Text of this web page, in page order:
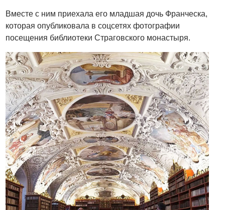
Вместе с ним приехала его младшая дочь Франческа,
которая опубликовала в соцсетях фотографии
посещения библиотеки Страговского монастыря.